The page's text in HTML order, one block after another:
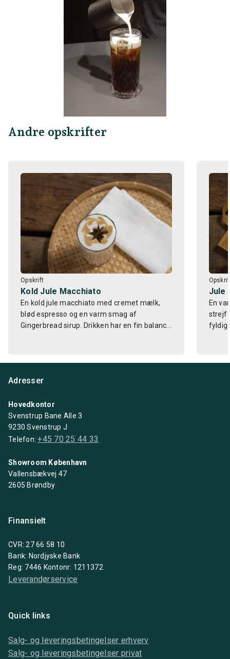
Andre opskrifter
Opskrift
Kold Jule Macchiato
En kold jule macchiato med cremet mælk,
blød espresso og en varm smag af
Gingerbread sirup. Drikken har en fin balanc...
Jule
En
strejf
fyldig
Adresser
Hovedkontor
Svenstrup Bane Alle 3
9230 Svenstrup J
Telefon:+45 70 25 44 33
Showroom København
Vallensbækvej 47
2605 Brøndby
Finansielt
CVR: 27 66 58 10
Bank: Nordjyske Bank
Reg: 7446 Kontonr: 1211372
Leverandørservice
Quick links
Salg- og leveringsbetingelser erhverv
Salg- og leveringsbetingelser privat